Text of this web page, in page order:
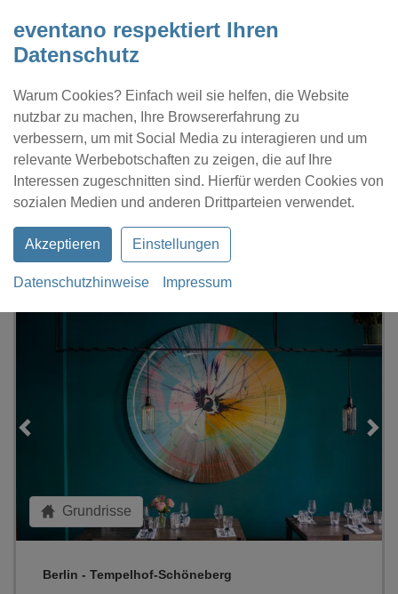
eventano respektiert Ihren
Datenschutz
Warum Cookies? Einfach weil sie helfen, die Website
nutzbar zu machen, Ihre Browsererfahrung zu
verbessern, um mit Social Media zu interagieren und um
relevante Werbebotschaften zu zeigen, die auf Ihre
Interessen zugeschnitten sind. Hierfür werden Cookies von
sozialen Medien und anderen Drittparteien verwendet.
Akzeptieren Einstellungen
Datenschutzhinweise Impressum
Kontakt Location eintragen Profil
Bonvivant
Grundrisse
Berlin - Tempelhof-Schöneberg